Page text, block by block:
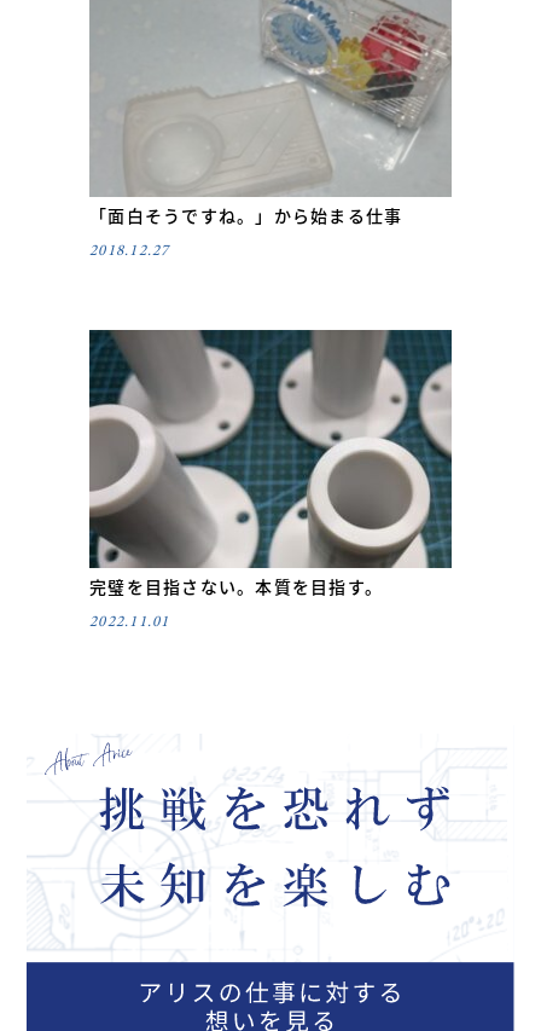
「面白そうですね。」から始まる仕事
2018.12.27
完璧を目指さない。本質を目指す。
2022.11.01